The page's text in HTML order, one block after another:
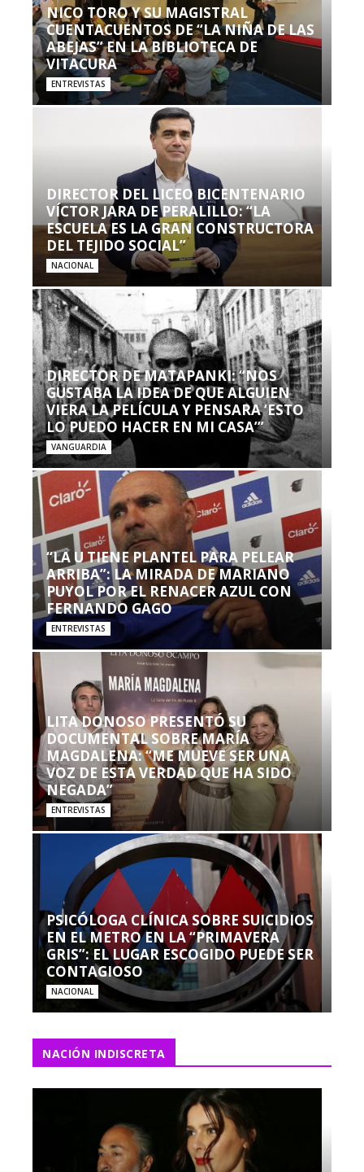
NICO TORO Y SU MAGISTRAL
CUENTACUENTOS DE “LA NIÑA DE LAS
ABEJAS” EN LA BIBLIOTECA DE
VITACURA
ENTREVISTAS
DIRECTOR DEL LICEO BICENTENARIO
VÍCTOR JARA DE PERALILLO: “LA
ESCUELA ES LA GRAN CONSTRUCTORA
DEL TEJIDO SOCIAL”
NACIONAL
DIRECTOR DE MATAPANKI: “NOS
GUSTABA LA IDEA DE QUE ALGUIEN
VIERA LA PELÍCULA Y PENSARA ‘ESTO
LO PUEDO HACER EN MI CASA’”
VANGUARDIA
“LA U TIENE PLANTEL PARA PELEAR
ARRIBA”: LA MIRADA DE MARIANO
PUYOL POR EL RENACER AZUL CON
FERNANDO GAGO
ENTREVISTAS
LITA DONOSO PRESENTÓ SU
DOCUMENTAL SOBRE MARÍA
MAGDALENA: “ME MUEVE SER UNA
VOZ DE ESTA VERDAD QUE HA SIDO
NEGADA”
ENTREVISTAS
PSICÓLOGA CLÍNICA SOBRE SUICIDIOS
EN EL METRO EN LA “PRIMAVERA
GRIS”: EL LUGAR ESCOGIDO PUEDE SER
CONTAGIOSO
NACIONAL
NACIÓN INDISCRETA